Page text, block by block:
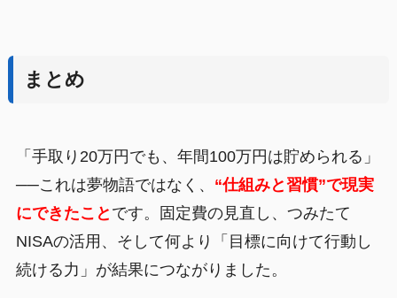
まとめ
「手取り20万円でも、年間100万円は貯められる」
──これは夢物語ではなく、 “仕組みと習慣”で現実
にできたこと です。固定費の見直し、つみたて
NISAの活用、そして何より「目標に向けて行動し
続ける力」が結果につながりました。